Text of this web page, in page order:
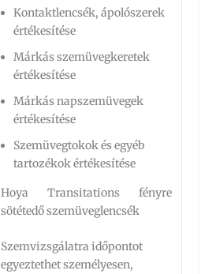
Kontaktlencsék, ápolószerek
értékesítése
Márkás szemüvegkeretek
értékesítése
Márkás napszemüvegek
értékesítése
Szemüvegtokok és egyéb
tartozékok értékesítése
Hoya Transitations fényre
sötétedő szemüveglencsék
Szemvizsgálatra időpontot
egyeztethet személyesen,